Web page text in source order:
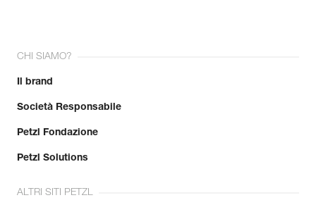
CHI SIAMO?
Il brand
Società Responsabile
Petzl Fondazione
Petzl Solutions
ALTRI SITI PETZL